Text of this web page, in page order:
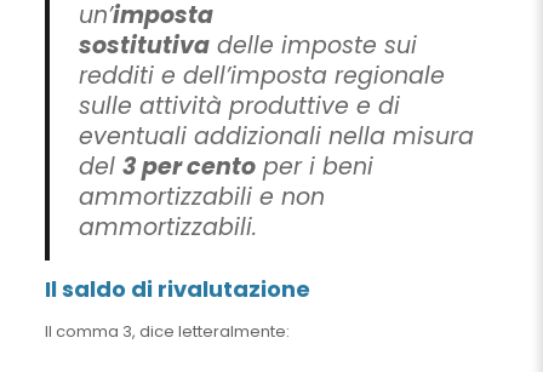
un’imposta
sostitutivadelle imposte sui
redditi e dell’imposta regionale
sulle attività produttive e di
eventuali addizionali nella misura
del 3 per centoper i beni
ammortizzabili e non
ammortizzabili.
Il saldo di rivalutazione
Il comma 3, dice letteralmente: